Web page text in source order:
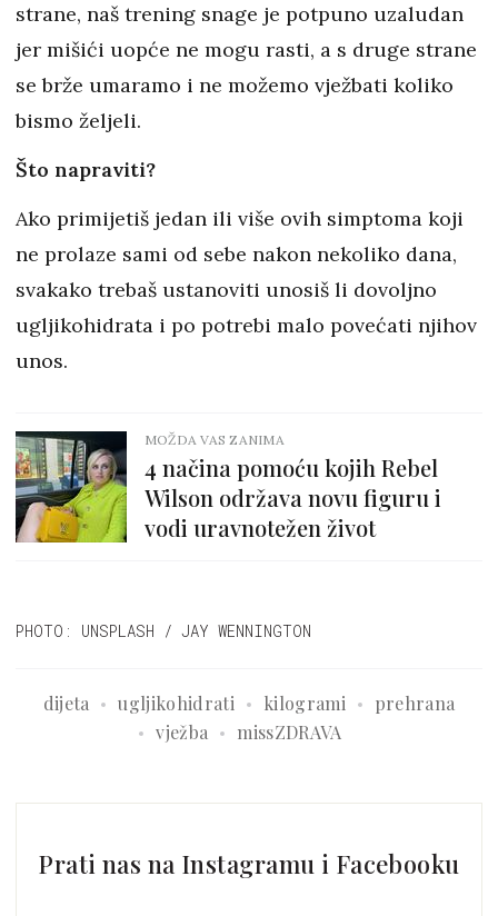
strane, naš trening snage je potpuno uzaludan
jer mišići uopće ne mogu rasti, a s druge strane
se brže umaramo i ne možemo vježbati koliko
bismo željeli.
Što napraviti?
Ako primijetiš jedan ili više ovih simptoma koji
ne prolaze sami od sebe nakon nekoliko dana,
svakako trebaš ustanoviti unosiš li dovoljno
ugljikohidrata i po potrebi malo povećati njihov
unos.
MOŽDA VAS ZANIMA
4 načina pomoću kojih Rebel
Wilson održava novu figuru i
vodi uravnotežen život
PHOTO: UNSPLASH / JAY WENNINGTON
dijeta ugljikohidrati kilogrami
prehrana
vježba
missZDRAVA
Prati nas na Instagramu i Facebooku